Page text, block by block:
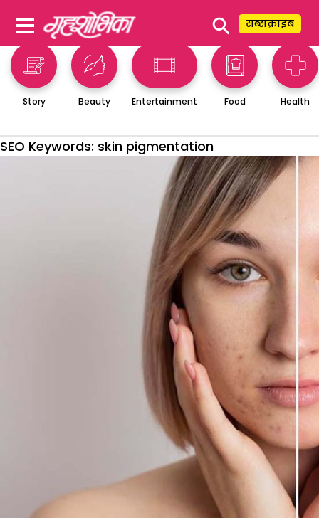
⚲ सब्सक्राइब
Story Beauty Entertainment Food Health
SEO Keywords: skin pigmentation